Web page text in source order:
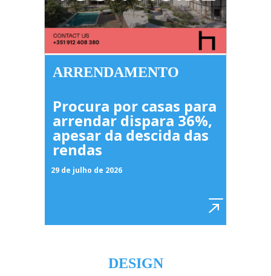
ARRENDAMENTO
Procura por casas para
arrendar dispara 36%,
apesar da descida das
rendas
29 de julho de 2026
DESIGN